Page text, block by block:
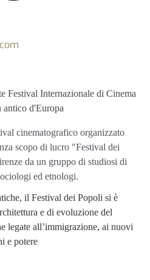
Festival Internazionale di Cinema
d'Europa
cinematografico organizzato
scopo di lucro "Festival dei
da un gruppo di studiosi di
ed etnologi.
il Festival dei Popoli si è
e di evoluzione del
legate all’immigrazione, ai nuovi
e potere